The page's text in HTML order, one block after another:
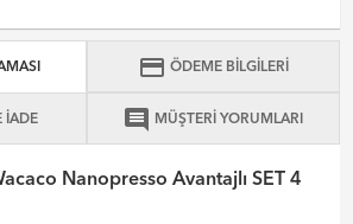
credit_card ÖDEME BİLGİLERİ
İADE comment MÜŞTERİ YORUMLARI
Nanopresso Avantajlı SET 4